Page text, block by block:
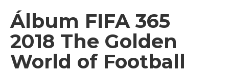
Álbum FIFA 365
2018 The Golden
World of Football